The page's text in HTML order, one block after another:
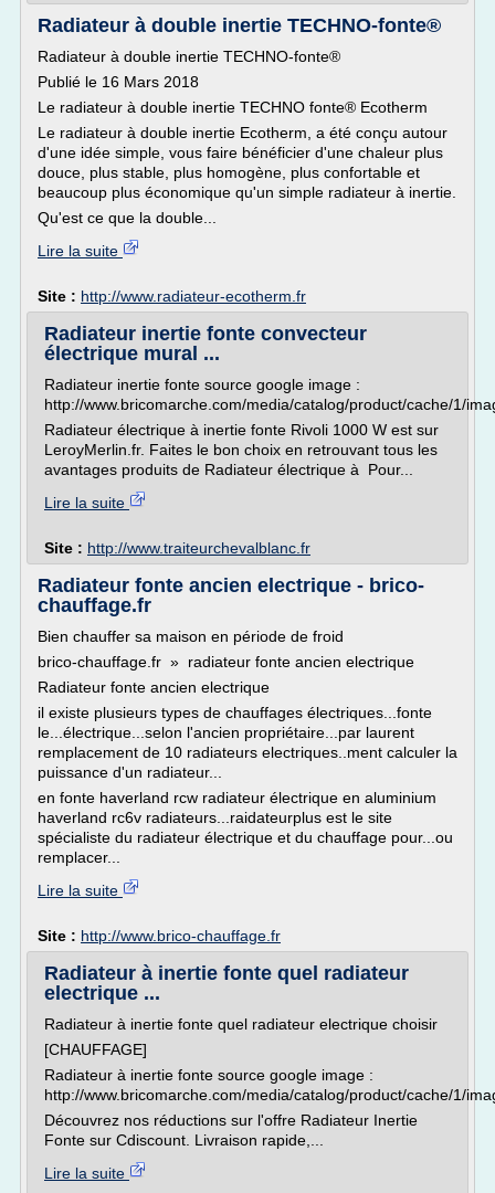
Radiateur à double inertie TECHNO-fonte®
Radiateur à double inertie TECHNO-fonte®
Publié le 16 Mars 2018
Le radiateur à double inertie TECHNO fonte® Ecotherm
Le radiateur à double inertie Ecotherm, a été conçu autour
d'une idée simple, vous faire bénéficier d'une chaleur plus
douce, plus stable, plus homogène, plus confortable et
beaucoup plus économique qu'un simple radiateur à inertie.
Qu'est ce que la double...
Lire la suite
Site : http://www.radiateur-ecotherm.fr
Radiateur inertie fonte convecteur
électrique mural ...
Radiateur inertie fonte source google image :
http://www.bricomarche.com/media/catalog/product/cache/1/
Radiateur électrique à inertie fonte Rivoli 1000 W est sur
LeroyMerlin.fr. Faites le bon choix en retrouvant tous les
avantages produits de Radiateur électrique à Pour...
Lire la suite
Site : http://www.traiteurchevalblanc.fr
Radiateur fonte ancien electrique - brico-
chauffage.fr
Bien chauffer sa maison en période de froid
brico-chauffage.fr » radiateur fonte ancien electrique
Radiateur fonte ancien electrique
il existe plusieurs types de chauffages électriques...fonte
le...électrique...selon l'ancien propriétaire...par laurent
remplacement de 10 radiateurs electriques..ment calculer la
puissance d'un radiateur...
en fonte haverland rcw radiateur électrique en aluminium
haverland rc6v radiateurs...raidateurplus est le site
spécialiste du radiateur électrique et du chauffage pour...ou
remplacer...
Lire la suite
Site : http://www.brico-chauffage.fr
Radiateur à inertie fonte quel radiateur
electrique ...
Radiateur à inertie fonte quel radiateur electrique choisir
[CHAUFFAGE]
Radiateur à inertie fonte source google image :
http://www.bricomarche.com/media/catalog/product/cache/1/
Découvrez nos réductions sur l'offre Radiateur Inertie
Fonte sur Cdiscount. Livraison rapide,...
Lire la suite